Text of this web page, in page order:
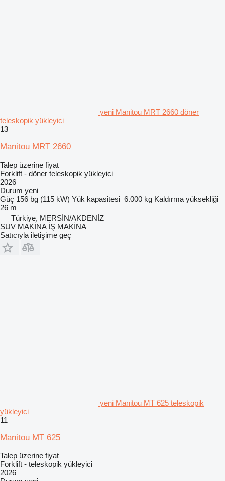
yeni Manitou MRT 2660 döner
teleskopik yükleyici
13
Manitou MRT 2660
Talep üzerine fiyat
Forklift - döner teleskopik yükleyici
2026
Durum yeni
Güç 156 bg (115 kW) Yük kapasitesi 6.000 kg Kaldırma yüksekliği
26 m
Türkiye, MERSİN/AKDENİZ
SUV MAKİNA İŞ MAKİNA
Satıcıyla iletişime geç
yeni Manitou MT 625 teleskopik
yükleyici
11
Manitou MT 625
Talep üzerine fiyat
Forklift - teleskopik yükleyici
2026